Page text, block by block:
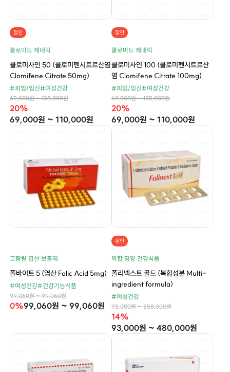
할인
클로미드 제네릭
클로미사인 50 (클로미펜시트르산염
Clomifene Citrate 50mg)
#피임/임신#여성건강
69,000원 ~ 138,000원
20%
69,000원 ~ 110,000원
할인
클로미드 제네릭
클로미사인 100 (클로미펜시트르산
염 Clomifene Citrate 100mg)
#피임/임신#여성건강
69,000원 ~ 138,000원
20%
69,000원 ~ 110,000원
고함량 엽산 보충제
폴바이트 5 (엽산 Folic Acid 5mg)
#여성건강#건강기능식품
99,060원 ~ 99,060원
0%99,060원 ~ 99,060원
할인
복합 영양 건강식품
폴리넥스트 골드 (복합성분 Multi-
ingredient formula)
#여성건강
93,000원 ~ 558,000원
14%
93,000원 ~ 480,000원